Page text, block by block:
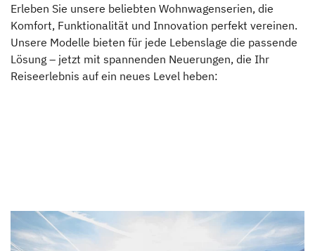
Erleben Sie unsere beliebten Wohnwagenserien, die
Komfort, Funktionalität und Innovation perfekt vereinen.
Unsere Modelle bieten für jede Lebenslage die passende
Lösung – jetzt mit spannenden Neuerungen, die Ihr
Reiseerlebnis auf ein neues Level heben: